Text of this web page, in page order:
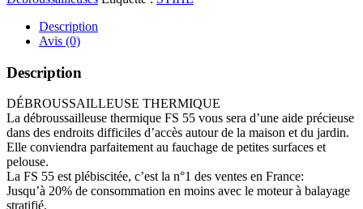
Description
Avis (0)
Description
DÉBROUSSAILLEUSE THERMIQUE
La débroussailleuse thermique FS 55 vous sera d’une aide précieuse
dans des endroits difficiles d’accès autour de la maison et du jardin.
Elle conviendra parfaitement au fauchage de petites surfaces et
pelouse.
La FS 55 est plébiscitée, c’est la n°1 des ventes en France:
Jusqu’à 20% de consommation en moins avec le moteur à balayage
stratifié.